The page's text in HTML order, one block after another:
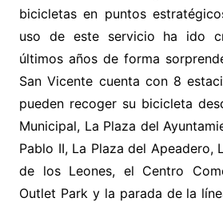
bicicletas en puntos
uso de este servicio ha ido
últimos años de forma
San Vicente cuenta con 8
pueden recoger su bicicleta
Municipal, La Plaza del
Pablo II, La Plaza del Apeadero,
de los Leones, el Centro
Outlet Park y la parada de la